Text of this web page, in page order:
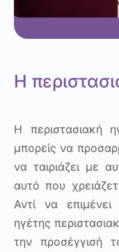
Η
Η περιστασιακή
μπορείς να
να ταιριάζει με
αυτό που
Αντί να
ηγέτης
την προσέγγισή